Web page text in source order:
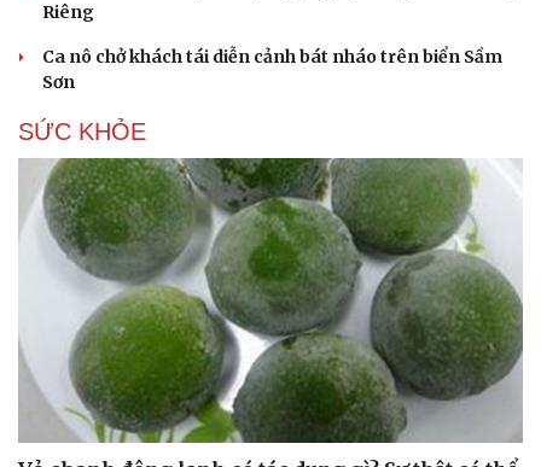
Riêng
Ca nô chở khách tái diễn cảnh bát nháo trên biển Sầm
Sơn
SỨC KHỎE